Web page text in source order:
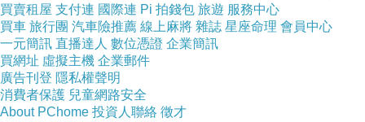
買賣租屋 支付連 國際連 Pi 拍錢包 旅遊 服務中心
買車 旅行團 汽車險推薦 線上麻將 雜誌 星座命理 會員中心
一元簡訊 直播達人 數位憑證 企業簡訊
買網址 虛擬主機 企業郵件
廣告刊登 隱私權聲明
消費者保護 兒童網路安全
About PChome 投資人聯絡 徵才